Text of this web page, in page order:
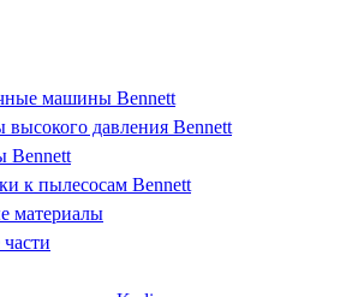
и инструменты
машины Bennett
высокого давления Bennett
Bennett
к пылесосам Bennett
материалы